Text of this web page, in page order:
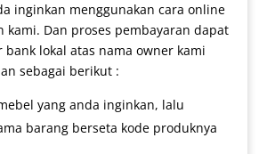
inginkan menggunakan cara online
kami. Dan proses pembayaran dapat
lokal atas nama owner kami
sebagai berikut :
yang anda inginkan, lalu
barang berseta kode produknya